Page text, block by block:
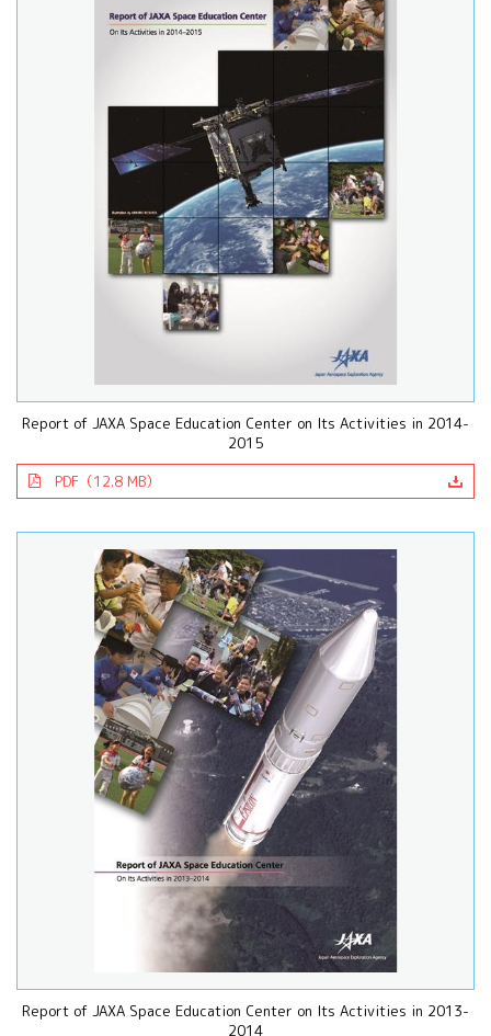
Report of JAXA Space Education Center on Its Activities in 2014-
2015
PDF（12.8 MB）
Report of JAXA Space Education Center on Its Activities in 2013-
2014